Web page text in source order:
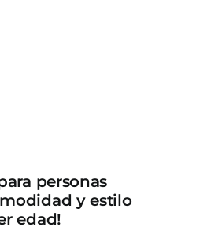
personas
y estilo
edad!